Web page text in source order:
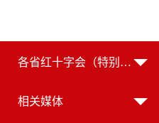
各省红十字会（特别行政区红十字会）
相关媒体